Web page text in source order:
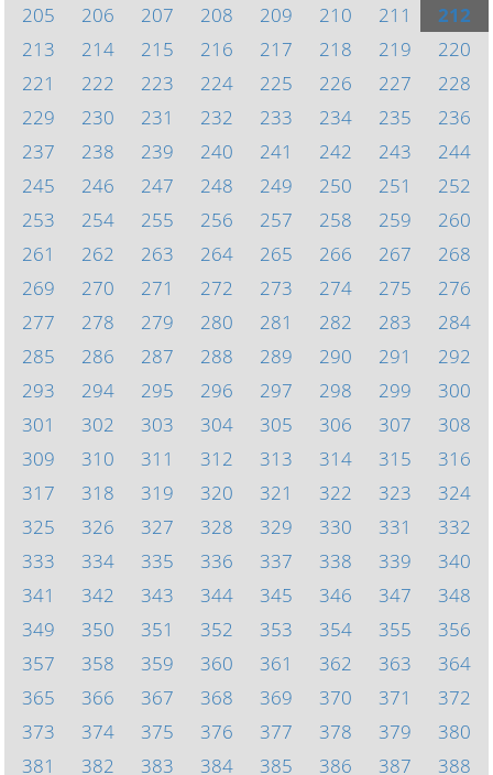
205
206 207 208 209 210 211
212
213
214 215 216 217 218 219
220
221
222 223 224 225 226 227
228
229
230 231 232 233 234 235
236
237
238 239 240 241 242 243
244
245
246 247 248 249 250 251
252
253
254 255 256 257 258 259
260
261
262 263 264 265 266 267
268
269
270 271 272 273 274 275
276
277
278 279 280 281 282 283
284
285
286 287 288 289 290 291
292
293
294 295 296 297 298 299
300
301
302 303 304 305 306 307
308
309
310 311 312 313 314 315
316
317
318 319 320 321 322 323
324
325
326 327 328 329 330 331
332
333
334 335 336 337 338 339
340
341
342 343 344 345 346 347
348
349
350 351 352 353 354 355
356
357
358 359 360 361 362 363
364
365
366 367 368 369 370 371
372
373
374 375 376 377 378 379
380
381
382 383 384 385 386 387 388